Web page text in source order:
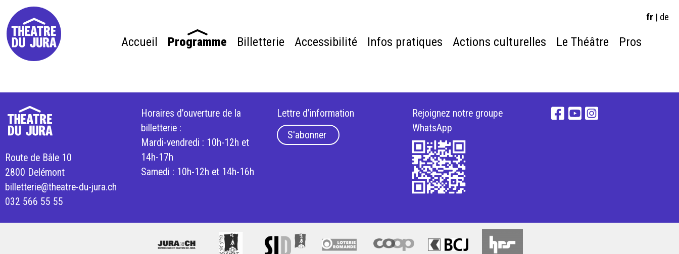
fr | de
Accueil Programme Billetterie Accessibilité Infos pratiques Actions culturelles Le Théâtre Pros
Route de Bâle 10
2800 Delémont
billetterie@theatre-du-jura.ch
032 566 55 55
Horaires d’ouverture de la
billetterie :
Mardi-vendredi : 10h-12h et
14h-17h
Samedi : 10h-12h et 14h-16h
Lettre d’information
S'abonner
Rejoignez notre groupe
WhatsApp